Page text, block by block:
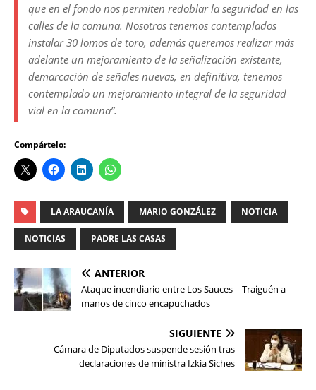
que en el fondo nos permiten redoblar la seguridad en las
calles de la comuna. Nosotros tenemos contemplados
instalar 30 lomos de toro, además queremos realizar más
adelante un mejoramiento de la señalización existente,
demarcación de señales nuevas, en definitiva, tenemos
contemplado un mejoramiento integral de la seguridad
vial en la comuna”.
Compártelo:
LA ARAUCANÍA MARIO GONZÁLEZ NOTICIA
NOTICIAS PADRE LAS CASAS
ANTERIOR
Ataque incendiario entre Los Sauces – Traiguén a
manos de cinco encapuchados
SIGUIENTE
Cámara de Diputados suspende sesión tras
declaraciones de ministra Izkia Siches